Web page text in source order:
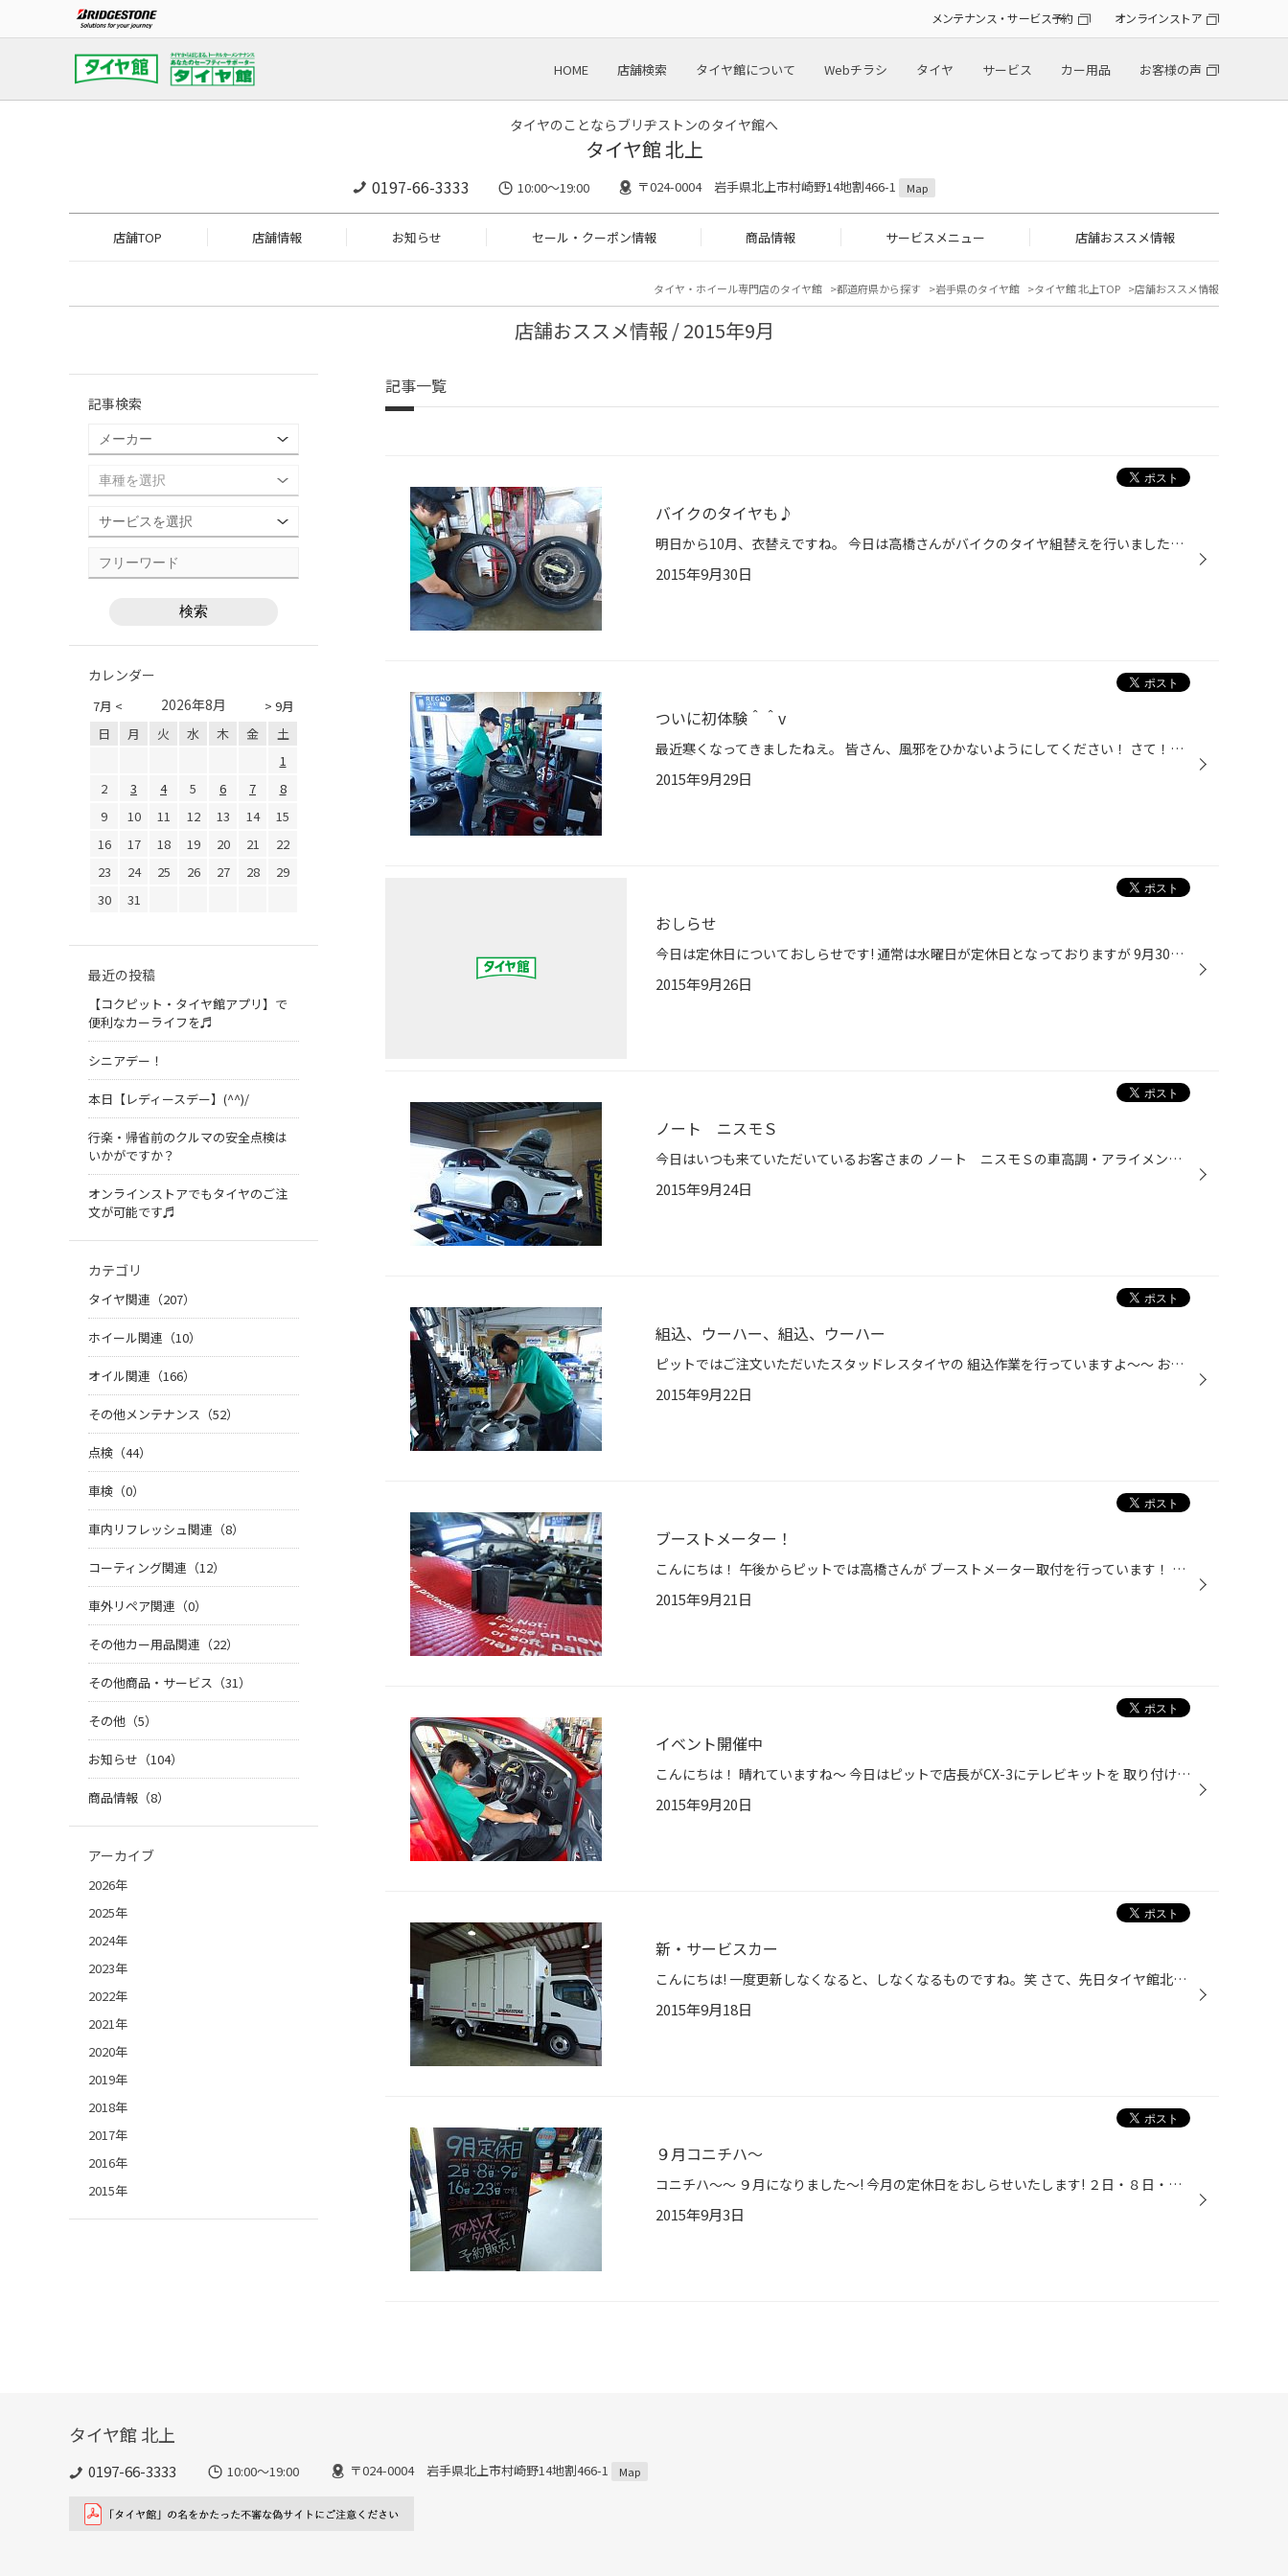
メンテナンス・サービス予約 オンラインストア
HOME 店舗検索 タイヤ館について Webチラシ タイヤ サービス カー用品 お客様の声
タイヤのことならブリヂストンのタイヤ館へ
タイヤ館 北上
0197-66-3333 10:00～19:00 〒024-0004 岩手県北上市村崎野14地割466-1 Map
店舗TOP 店舗情報 お知らせ セール・クーポン情報 商品情報 サービスメニュー 店舗おススメ情報
タイヤ・ホイール専門店のタイヤ館 都道府県から探す 岩手県のタイヤ館 タイヤ館 北上TOP 店舗おススメ情報
店舗おススメ情報 / 2015年9月
記事一覧
バイクのタイヤも♪
明日から10月、衣替えですね。 今日は高橋さんがバイクのタイヤ組替えを行いました！ 組んだのはブリヂストンのバドラックス♪ フロントとリアで組む方向が違いますよ～！ ちなみに、タイヤの太さも違うんですよ～！ ブリヂストンは乗用車のタイヤだけではなく、 バイク、自転車、フォークリフト、大...
2015年9月30日
ついに初体験＾＾v
最近寒くなってきましたねえ。 皆さん、風邪をひかないようにしてください！ さて！今日はスタッフの高橋さんに、 タイヤの組み替えを教えて頂きました。 タイヤの組み替えは入社した時に一度教わっていましたが、 正直忘れてしまっていたので、ほぼ初めてに等しいです、笑。 組み替えを体験してみ...
2015年9月29日
おしらせ
今日は定休日についておしらせです! 通常は水曜日が定休日となっておりますが 9月30日は通常通り営業いたしますよ～! 売り出し期間中ですので、スタッドレスタイヤが お買い得です! 10月は1週目の水曜日（7日）が定休日ですが、 それ以降年内は定休日なしで営業いたします(^0^)☆ 10月4日までの売り...
2015年9月26日
ノート ニスモＳ
今日はいつも来ていただいているお客さまの ノート ニスモＳの車高調・アライメントの作業を行いましたよ～！ スタッフ松原が盛岡北店勤務のときから ずーっとご利用いただいているお客さまです♪ いつもありがとうございます(^0^) 二枚目の写真はお客さまが実際に使用中のタイヤホイールです！ ニ...
2015年9月24日
組込、ウーハー、組込、ウーハー
ピットではご注文いただいたスタッドレスタイヤの 組込作業を行っていますよ～～ お預かりしたホイールに傷をつけないよう 丁寧に組み込んでおりますのでご安心ください(^o^) 今日はウーハーの取り付けも行っています。 付けるのはこちら♪二枚目の写真になります。 写真、映画上映前に出てくる「映...
2015年9月22日
ブーストメーター！
こんにちは！ 午後からピットでは高橋さんが ブーストメーター取付を行っています！ ターボ車にお乗りの方ぜひ！ 三枚目の写真がブーストメーターになりますが より車内がかっこよくなりますね～～♪♪ 詳しいスタッフがいます！おまかせください！ さて、シルバーウィーク期間中はいつもより車を使う...
2015年9月21日
イベント開催中
こんにちは！ 晴れていますね～ 今日はピットで店長がCX-3にテレビキットを 取り付けています。 一緒に乗っている方が退屈しないで お出かけができますねっ♪ 写真を撮りに行ったときにはすでに 作業終盤だったようです。笑 さて、シルバーウィーク２日目ですが みなさんはなにをしてお過ごしですか...
2015年9月20日
新・サービスカー
こんにちは! 一度更新しなくなると、しなくなるものですね。笑 さて、先日タイヤ館北上に新しいサービスカーが納車になりましたよ～～～～♪ ピッカピカの新車です。中はこんな感じ。 タイヤのバランスをとる機械が無かったのですが、 今回の新しいサービスカーにはあります！！ まだ新しいにおいが...
2015年9月18日
９月コニチハ～
コニチハ～～ ９月になりました～! 今月の定休日をおしらせいたします! ２日・８日・９日・１６日・２３日です・・ ３０日は水曜日ですが営業いたします。 通常の水曜日定休と若干異なります。 ご迷惑をおかけいたしますが、よろしくお願いいたしますm(..)m さて、肌寒い日や雨の日が続いていました...
2015年9月3日
記事検索
カレンダー
7月 < > 9月
2026年8月
日 月 火 水 木 金
土
1
2
3 4 5 6 7
8
9
10 11 12 13 14
15
16
17 18 19 20 21
22
23
24 25 26 27 28
29
30
31
最近の投稿
【コクピット・タイヤ館アプリ】で
便利なカーライフを♬
シニアデー！
本日【レディースデー】(^^)/
行楽・帰省前のクルマの安全点検は
いかがですか？
オンラインストアでもタイヤのご注
文が可能です♬
カテゴリ
タイヤ関連（207）
ホイール関連（10）
オイル関連（166）
その他メンテナンス（52）
点検（44）
車検（0）
車内リフレッシュ関連（8）
コーティング関連（12）
車外リペア関連（0）
その他カー用品関連（22）
その他商品・サービス（31）
その他（5）
お知らせ（104）
商品情報（8）
アーカイブ
2026年
2025年
2024年
2023年
2022年
2021年
2020年
2019年
2018年
2017年
2016年
2015年
タイヤ館 北上
0197-66-3333 10:00～19:00 〒024-0004 岩手県北上市村崎野14地割466-1 Map